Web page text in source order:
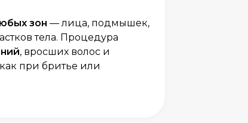
зон — лица, подмышек,
тела. Процедура
, вросших волос и
при бритье или